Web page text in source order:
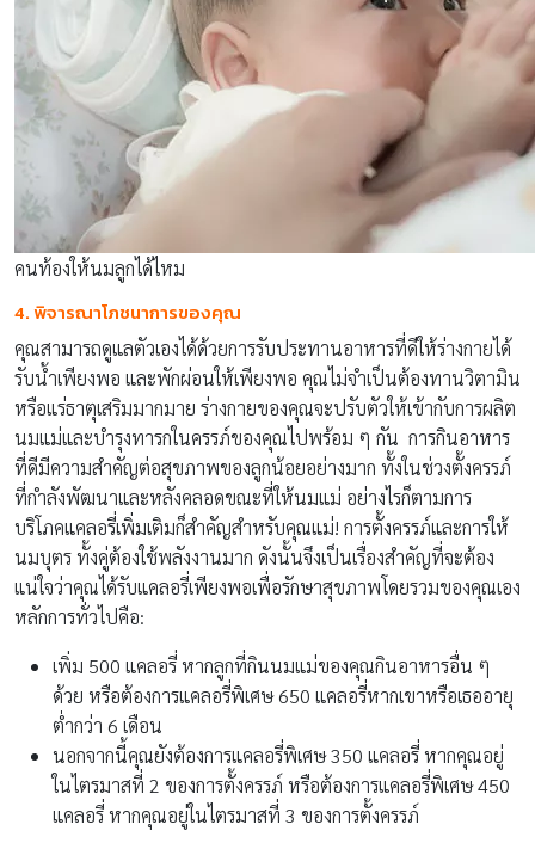
คนท้องให้นมลูกได้ไหม
4. พิจารณาโภชนาการของคุณ
คุณสามารถดูแลตัวเองได้ด้วยการรับประทานอาหารที่ดีให้ร่างกายได้
รับน้ำเพียงพอ และพักผ่อนให้เพียงพอ คุณไม่จำเป็นต้องทานวิตามิน
หรือแร่ธาตุเสริมมากมาย ร่างกายของคุณจะปรับตัวให้เข้ากับการผลิต
นมแม่และบำรุงทารกในครรภ์ของคุณไปพร้อม ๆ กัน การกินอาหาร
ที่ดีมีความสำคัญต่อสุขภาพของลูกน้อยอย่างมาก ทั้งในช่วงตั้งครรภ์
ที่กำลังพัฒนาและหลังคลอดขณะที่ให้นมแม่ อย่างไรก็ตามการ
บริโภคแคลอรี่เพิ่มเติมก็สำคัญสำหรับคุณแม่! การตั้งครรภ์และการให้
นมบุตร ทั้งคู่ต้องใช้พลังงานมาก ดังนั้นจึงเป็นเรื่องสำคัญที่จะต้อง
แน่ใจว่าคุณได้รับแคลอรี่เพียงพอเพื่อรักษาสุขภาพโดยรวมของคุณเอง
หลักการทั่วไปคือ:
เพิ่ม 500 แคลอรี่ หากลูกที่กินนมแม่ของคุณกินอาหารอื่น ๆ
ด้วย หรือต้องการแคลอรี่พิเศษ 650 แคลอรี่หากเขาหรือเธออายุ
ต่ำกว่า 6 เดือน
นอกจากนี้คุณยังต้องการแคลอรี่พิเศษ 350 แคลอรี่ หากคุณอยู่
ในไตรมาสที่ 2 ของการตั้งครรภ์ หรือต้องการแคลอรี่พิเศษ 450
แคลอรี่ หากคุณอยู่ในไตรมาสที่ 3 ของการตั้งครรภ์